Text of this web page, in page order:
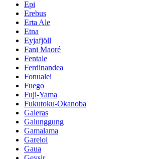
Epi
Erebus
Erta Ale
Etna
Eyjafjöll
Fani Maoré
Fentale
Ferdinandea
Fonualei
Fuego
Fuji-Yama
Fukutoku-Okanoba
Galeras
Galunggung
Gamalama
Gareloi
Gaua